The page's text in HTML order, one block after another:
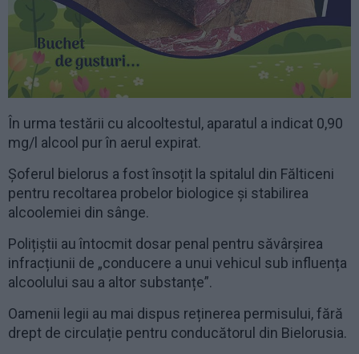
În urma testării cu alcooltestul, aparatul a indicat 0,90
mg/l alcool pur în aerul expirat.
Șoferul bielorus a fost însoțit la spitalul din Fălticeni
pentru recoltarea probelor biologice și stabilirea
alcoolemiei din sânge.
Polițiștii au întocmit dosar penal pentru săvârșirea
infracțiunii de „conducere a unui vehicul sub influența
alcoolului sau a altor substanțe”.
Oamenii legii au mai dispus reținerea permisului, fără
drept de circulație pentru conducătorul din Bielorusia.